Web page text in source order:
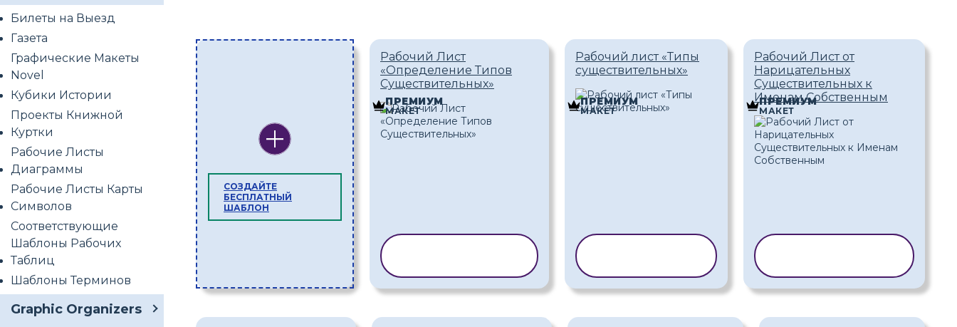
Билеты на Выезд
Газета
Графические Макеты
Novel
Кубики Истории
Проекты Книжной
Куртки
Рабочие Листы
Диаграммы
Рабочие Листы Карты
Символов
Соответствующие
Шаблоны Рабочих
Таблиц
Шаблоны Терминов
Graphic Organizers
СОЗДАЙТЕ
БЕСПЛАТНЫЙ
ШАБЛОН
Рабочий Лист
«Определение Типов
Существительных»
ПРЕМИУМ
МАКЕТ
Рабочий лист «Типы
существительных»
ПРЕМИУМ
МАКЕТ
Рабочий Лист от
Нарицательных
Существительных к
Именам Собственным
ПРЕМИУМ
МАКЕТ